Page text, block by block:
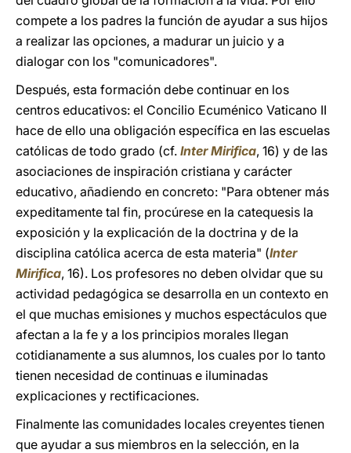
compete a los padres la función de ayudar a sus hijos
a realizar las opciones, a madurar un juicio y a
dialogar con los "comunicadores".
Después, esta formación debe continuar en los
centros educativos: el Concilio Ecuménico Vaticano II
hace de ello una obligación específica en las escuelas
católicas de todo grado (cf. Inter Mirifica, 16) y de las
asociaciones de inspiración cristiana y carácter
educativo, añadiendo en concreto: "Para obtener más
expeditamente tal fin, procúrese en la catequesis la
exposición y la explicación de la doctrina y de la
disciplina católica acerca de esta materia" (Inter
Mirifica, 16). Los profesores no deben olvidar que su
actividad pedagógica se desarrolla en un contexto en
el que muchas emisiones y muchos espectáculos que
afectan a la fe y a los principios morales llegan
cotidianamente a sus alumnos, los cuales por lo tanto
tienen necesidad de continuas e iluminadas
explicaciones y rectificaciones.
Finalmente las comunidades locales creyentes tienen
que ayudar a sus miembros en la selección, en la